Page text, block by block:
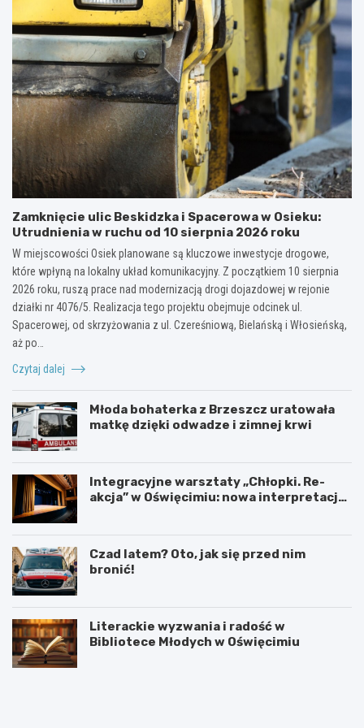
Zamknięcie ulic Beskidzka i Spacerowa w Osieku:
Utrudnienia w ruchu od 10 sierpnia 2026 roku
W miejscowości Osiek planowane są kluczowe inwestycje drogowe,
które wpłyną na lokalny układ komunikacyjny. Z początkiem 10 sierpnia
2026 roku, ruszą prace nad modernizacją drogi dojazdowej w rejonie
działki nr 4076/5. Realizacja tego projektu obejmuje odcinek ul.
Spacerowej, od skrzyżowania z ul. Czereśniową, Bielańską i Włosieńską,
aż po…
Czytaj dalej
Młoda bohaterka z Brzeszcz uratowała
matkę dzięki odwadze i zimnej krwi
Integracyjne warsztaty „Chłopki. Re-
akcja” w Oświęcimiu: nowa interpretacja
Czad latem? Oto, jak się przed nim
bronić!
Literackie wyzwania i radość w
Bibliotece Młodych w Oświęcimiu
U
6